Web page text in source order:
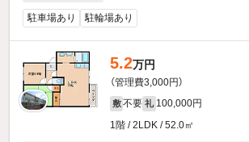
駐車場あり 駐輪場あり
5.2万円
（管理費3,000円）
敷 不要 礼 100,000円
1階 / 2LDK / 52.0㎡